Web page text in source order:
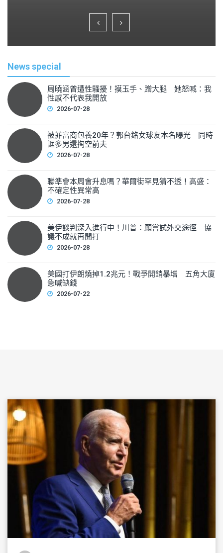
b
o
k
ar
e
News special
周曉涵曾遭性騷擾！摸玉手、蹭大腿 她怒喊：我
性感不代表我開放
2026-07-28
被菲富商包養20年？郭台銘女球友本名曝光 同時
誆多男還掏空前夫
2026-07-28
聯準會本周會升息嗎？華爾街罕見猜不透！高盛：
不確定性異常高
2026-07-28
美伊談判深入進行中！川普：願嘗試外交途徑 協
議不成就再開打
2026-07-28
美國打伊朗燒掉1.2兆元！戰爭開銷暴增 五角大廈
急喊缺錢
2026-07-22